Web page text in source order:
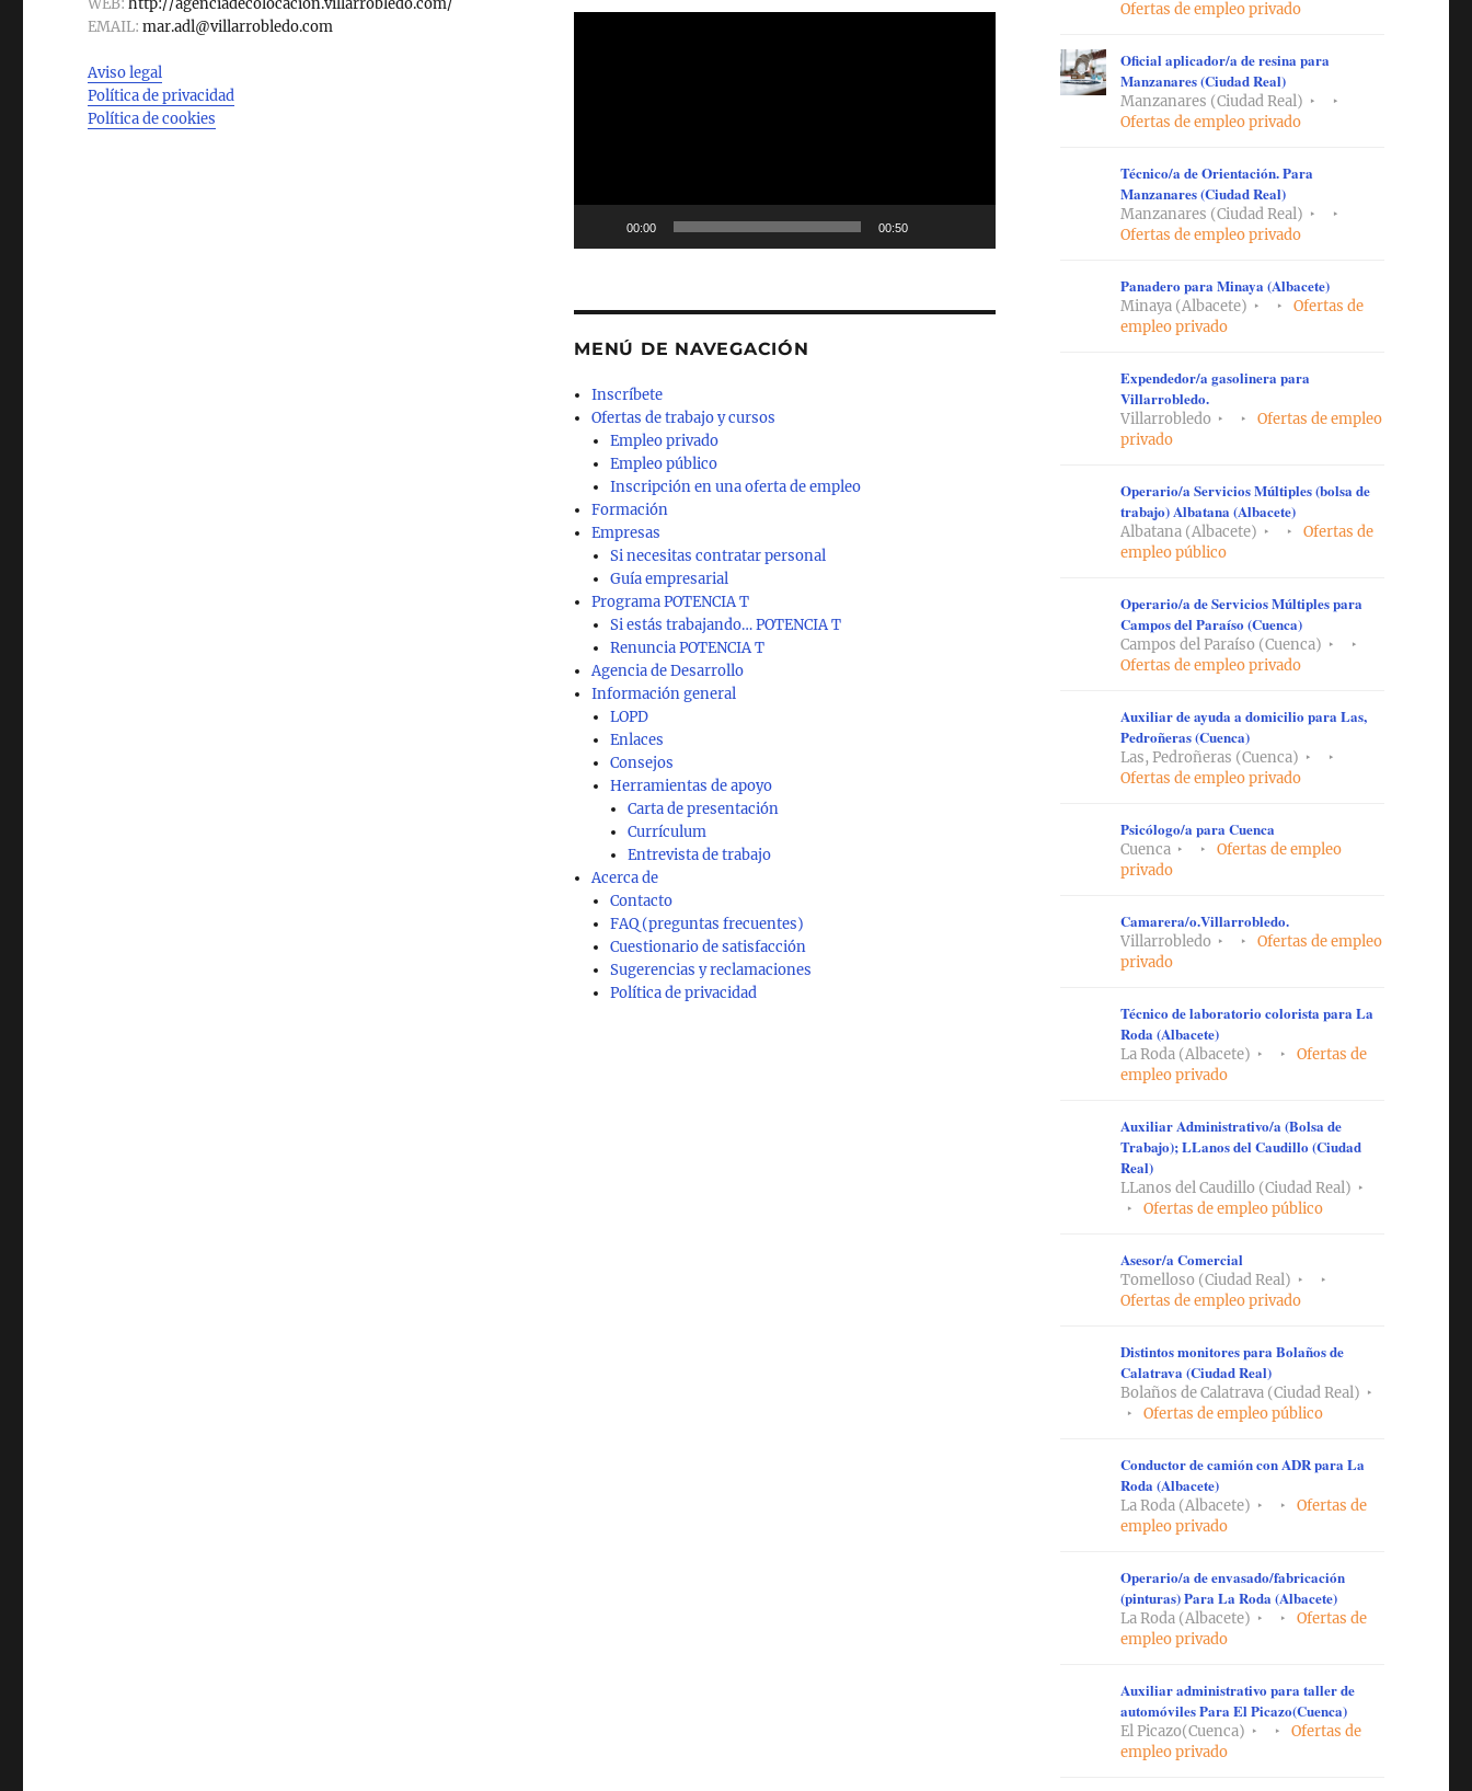
WEB: http://agenciadecolocacion.villarrobledo.com/
EMAIL: mar.adl@villarrobledo.com
Aviso legal
Política de privacidad
Política de cookies
00:00 00:50
MENÚ DE NAVEGACIÓN
Inscríbete
Ofertas de trabajo y cursos
Empleo privado
Empleo público
Inscripción en una oferta de empleo
Formación
Empresas
Si necesitas contratar personal
Guía empresarial
Programa POTENCIA T
Si estás trabajando… POTENCIA T
Renuncia POTENCIA T
Agencia de Desarrollo
Información general
LOPD
Enlaces
Consejos
Herramientas de apoyo
Carta de presentación
Currículum
Entrevista de trabajo
Acerca de
Contacto
FAQ (preguntas frecuentes)
Cuestionario de satisfacción
Sugerencias y reclamaciones
Política de privacidad
Ofertas de empleo privado
Oficial aplicador/a de resina para
Manzanares (Ciudad Real)
Manzanares (Ciudad Real)
Ofertas de empleo privado
Técnico/a de Orientación. Para
Manzanares (Ciudad Real)
Manzanares (Ciudad Real)
Ofertas de empleo privado
Panadero para Minaya (Albacete)
Minaya (Albacete)
Ofertas de
empleo privado
Expendedor/a gasolinera para
Villarrobledo.
Villarrobledo
Ofertas de empleo
privado
Operario/a Servicios Múltiples (bolsa de
trabajo) Albatana (Albacete)
Albatana (Albacete)
Ofertas de
empleo público
Operario/a de Servicios Múltiples para
Campos del Paraíso (Cuenca)
Campos del Paraíso (Cuenca)
Ofertas de empleo privado
Auxiliar de ayuda a domicilio para Las,
Pedroñeras (Cuenca)
Las, Pedroñeras (Cuenca)
Ofertas de empleo privado
Psicólogo/a para Cuenca
Cuenca
Ofertas de empleo
privado
Camarera/o.Villarrobledo.
Villarrobledo
Ofertas de empleo
privado
Técnico de laboratorio colorista para La
Roda (Albacete)
La Roda (Albacete)
Ofertas de
empleo privado
Auxiliar Administrativo/a (Bolsa de
Trabajo); LLanos del Caudillo (Ciudad
Real)
LLanos del Caudillo (Ciudad Real)
Ofertas de empleo público
Asesor/a Comercial
Tomelloso (Ciudad Real)
Ofertas de empleo privado
Distintos monitores para Bolaños de
Calatrava (Ciudad Real)
Bolaños de Calatrava (Ciudad Real)
Ofertas de empleo público
Conductor de camión con ADR para La
Roda (Albacete)
La Roda (Albacete)
Ofertas de
empleo privado
Operario/a de envasado/fabricación
(pinturas) Para La Roda (Albacete)
La Roda (Albacete)
Ofertas de
empleo privado
Auxiliar administrativo para taller de
automóviles Para El Picazo(Cuenca)
El Picazo(Cuenca)
Ofertas de
empleo privado